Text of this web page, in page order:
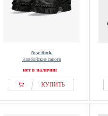
New Rock
Ковбойские сапоги
нет в наличии
КУПИТЬ